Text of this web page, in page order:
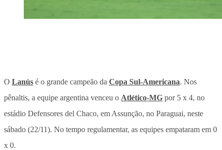
O Lanús é o grande campeão da Copa Sul-Americana. Nos
pênaltis, a equipe argentina venceu o Atlético-MG por 5 x 4, no
estádio Defensores del Chaco, em Assunção, no Paraguai, neste
sábado (22/11). No tempo regulamentar, as equipes empataram em 0
x 0.